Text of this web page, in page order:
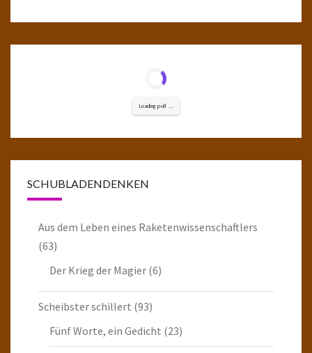
Loading poll ...
SCHUBLADENDENKEN
Aus dem Leben eines Raketenwissenschaftlers
(63)
Der Krieg der Magier (6)
Scheibster schillert (93)
Fünf Worte, ein Gedicht (23)